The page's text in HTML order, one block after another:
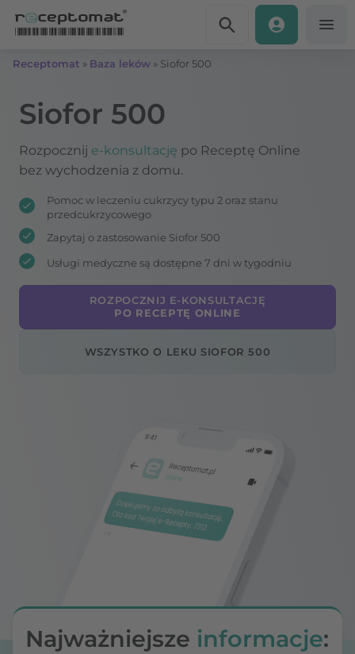
Receptomat » Baza leków » Siofor 500
Siofor 500
Rozpocznij e-konsultację po Receptę Online
bez wychodzenia z domu.
Pomoc w leczeniu cukrzycy typu 2 oraz stanu
przedcukrzycowego
Zapytaj o zastosowanie Siofor 500
Usługi medyczne są dostępne 7 dni w tygodniu
ROZPOCZNIJ E-KONSULTACJĘ
PO RECEPTĘ ONLINE
WSZYSTKO O LEKU SIOFOR 500
Najważniejsze informacje: